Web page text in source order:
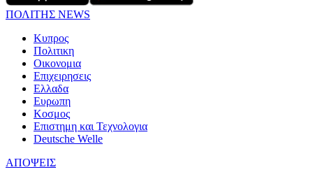
ΠΟΛΙΤΗΣ NEWS
Κυπρος
Πολιτικη
Οικονομια
Επιχειρησεις
Ελλαδα
Ευρωπη
Κοσμος
Επιστημη και Τεχνολογια
Deutsche Welle
ΑΠΟΨΕΙΣ